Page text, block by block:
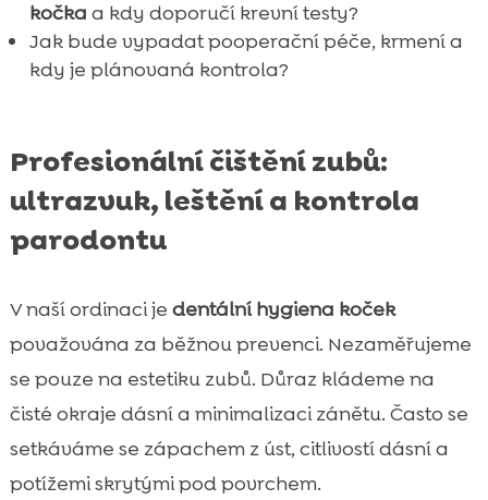
kočka a kdy doporučí krevní testy?
Jak bude vypadat pooperační péče, krmení a
kdy je plánovaná kontrola?
Profesionální čištění zubů:
ultrazvuk, leštění a kontrola
parodontu
V naší ordinaci je dentální hygiena koček
považována za běžnou prevenci. Nezaměřujeme
se pouze na estetiku zubů. Důraz kládeme na
čisté okraje dásní a minimalizaci zánětu. Často se
setkáváme se zápachem z úst, citlivostí dásní a
potížemi skrytými pod povrchem.